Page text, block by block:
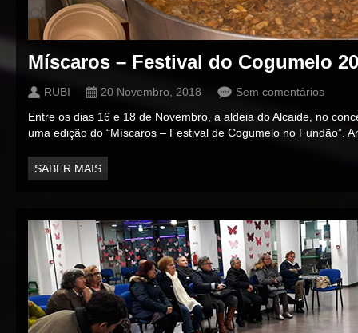
Míscaros – Festival do Cogumelo
RUBI 20 Novembro, 2018
Sem comentários
Entre os dias 16 e 18 de Novembro, a aldeia do Alcaide, no
uma edição do “Míscaros – Festival de Cogumelo no Fundão”.
SABER MAIS